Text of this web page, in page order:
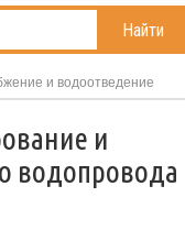
Найти
и водоотведение
и
водопровода